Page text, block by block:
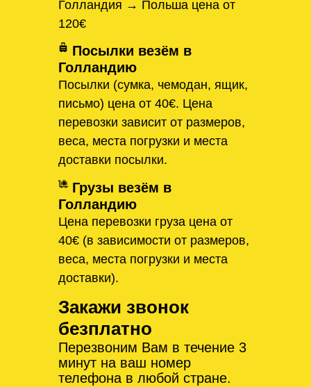
Голландия → Польша цена от
120€
Посылки везём в
Голландию
Посылки (сумка, чемодан, ящик,
письмо) цена от 40€. Цена
перевозки зависит от размеров,
веса, места погрузки и места
доставки посылки.
Грузы везём в
Голландию
Цена перевозки груза цена от
40€ (в зависимости от размеров,
веса, места погрузки и места
доставки).
Закажи звонок
безплатно
Перезвоним Вам в течение 3
минут на ваш номер
телефона в любой стране.